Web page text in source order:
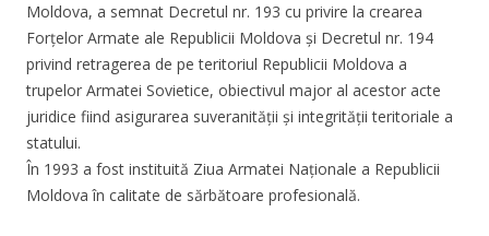
Moldova, a semnat Decretul nr. 193 cu privire la crearea
Forțelor Armate ale Republicii Moldova și Decretul nr. 194
privind retragerea de pe teritoriul Republicii Moldova a
trupelor Armatei Sovietice, obiectivul major al acestor acte
juridice fiind asigurarea suveranității și integrității teritoriale a
statului.
În 1993 a fost instituită Ziua Armatei Naționale a Republicii
Moldova în calitate de sărbătoare profesională.